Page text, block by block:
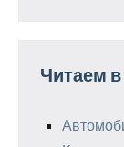
Читаем